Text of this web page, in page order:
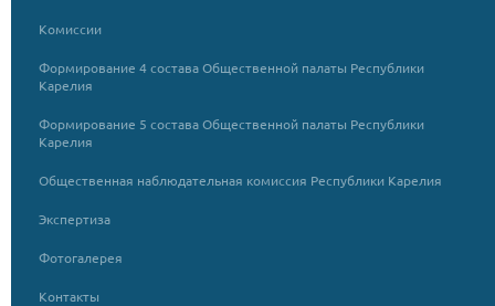
Комиссии
Формирование 4 состава Общественной палаты Республики
Карелия
Формирование 5 состава Общественной палаты Республики
Карелия
Общественная наблюдательная комиссия Республики Карелия
Экспертиза
Фотогалерея
Контакты